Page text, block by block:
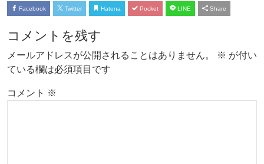
Facebook Twitter Hatena Pocket LINE Share
コメントを残す
メールアドレスが公開されることはありません。 ※ が付い
ている欄は必須項目です
コメント ※